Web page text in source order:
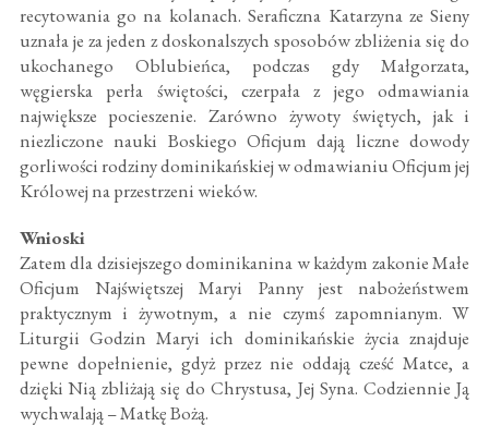
recytowania go na kolanach. Seraficzna Katarzyna ze Sieny
uznała je za jeden z doskonalszych sposobów zbliżenia się do
ukochanego Oblubieńca, podczas gdy Małgorzata,
węgierska perła świętości, czerpała z jego odmawiania
największe pocieszenie. Zarówno żywoty świętych, jak i
niezliczone nauki Boskiego Oficjum dają liczne dowody
gorliwości rodziny dominikańskiej w odmawianiu Oficjum jej
Królowej na przestrzeni wieków.
Wnioski
Zatem dla dzisiejszego dominikanina w każdym zakonie Małe
Oficjum Najświętszej Maryi Panny jest nabożeństwem
praktycznym i żywotnym, a nie czymś zapomnianym. W
Liturgii Godzin Maryi ich dominikańskie życia znajduje
pewne dopełnienie, gdyż przez nie oddają cześć Matce, a
dzięki Nią zbliżają się do Chrystusa, Jej Syna. Codziennie Ją
wychwalają – Matkę Bożą.